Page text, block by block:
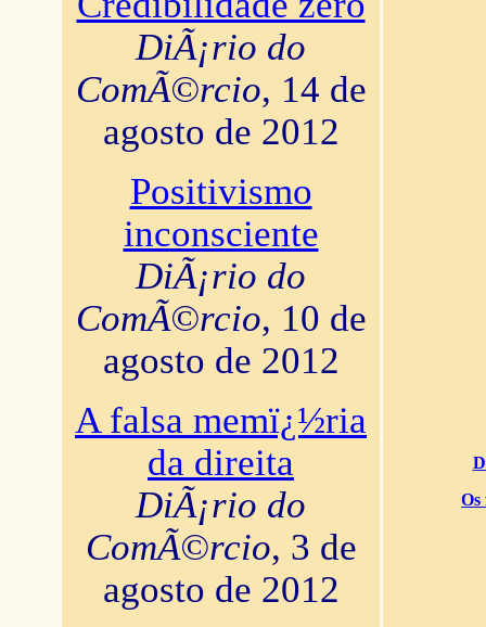
DiÃ¡rio do
ComÃ©rcio, 14 de
agosto de 2012
Positivismo
inconsciente
DiÃ¡rio do
ComÃ©rcio, 10 de
agosto de 2012
A falsa memï¿½ria
da direita
DiÃ¡rio do
ComÃ©rcio, 3 de
agosto de 2012
Os